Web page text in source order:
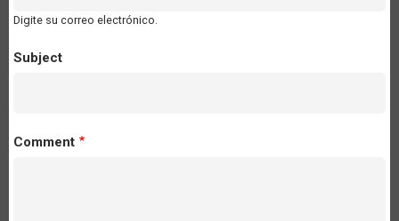
Digite su correo electrónico.
Subject
Comment